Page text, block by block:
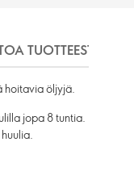
TUOTTEESTA
hoitavia öljyjä.
jopa 8 tuntia.